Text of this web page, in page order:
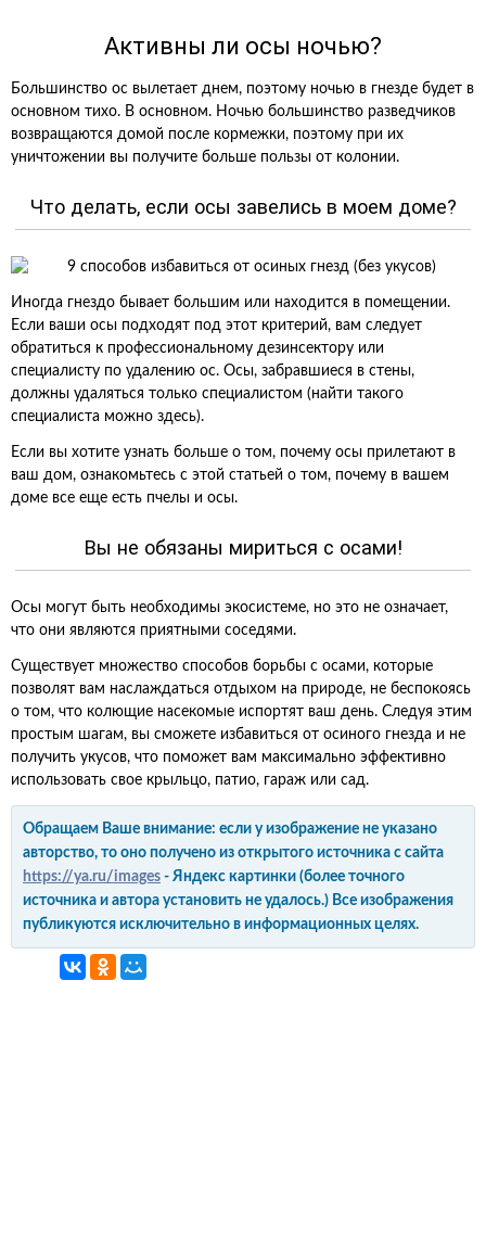
Активны ли осы ночью?
Большинство ос вылетает днем, поэтому ночью в гнезде будет в
основном тихо. В основном. Ночью большинство разведчиков
возвращаются домой после кормежки, поэтому при их
уничтожении вы получите больше пользы от колонии.
Что делать, если осы завелись в моем доме?
Иногда гнездо бывает большим или находится в помещении.
Если ваши осы подходят под этот критерий, вам следует
обратиться к профессиональному дезинсектору или
специалисту по удалению ос. Осы, забравшиеся в стены,
должны удаляться только специалистом (найти такого
специалиста можно здесь).
Если вы хотите узнать больше о том, почему осы прилетают в
ваш дом, ознакомьтесь с этой статьей о том, почему в вашем
доме все еще есть пчелы и осы.
Вы не обязаны мириться с осами!
Осы могут быть необходимы экосистеме, но это не означает,
что они являются приятными соседями.
Существует множество способов борьбы с осами, которые
позволят вам наслаждаться отдыхом на природе, не беспокоясь
о том, что колющие насекомые испортят ваш день. Следуя этим
простым шагам, вы сможете избавиться от осиного гнезда и не
получить укусов, что поможет вам максимально эффективно
использовать свое крыльцо, патио, гараж или сад.
Обращаем Ваше внимание: если у изображение не указано
авторство, то оно получено из открытого источника с сайта
https://ya.ru/images - Яндекс картинки (более точного
источника и автора установить не удалось.) Все изображения
публикуются исключительно в информационных целях.